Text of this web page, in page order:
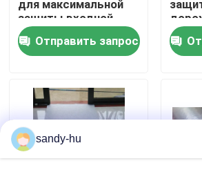
Новости
протектор пола
Предохранение от пола
для максимальной
защиты входной
зоны
Отправить запрос
sandy-hu